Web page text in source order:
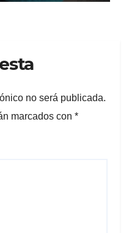
no será publicada.
marcados con *